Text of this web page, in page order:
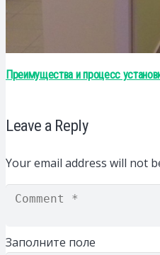
Преимущества и процесс
Leave a Reply
Your email address will not
Заполните поле